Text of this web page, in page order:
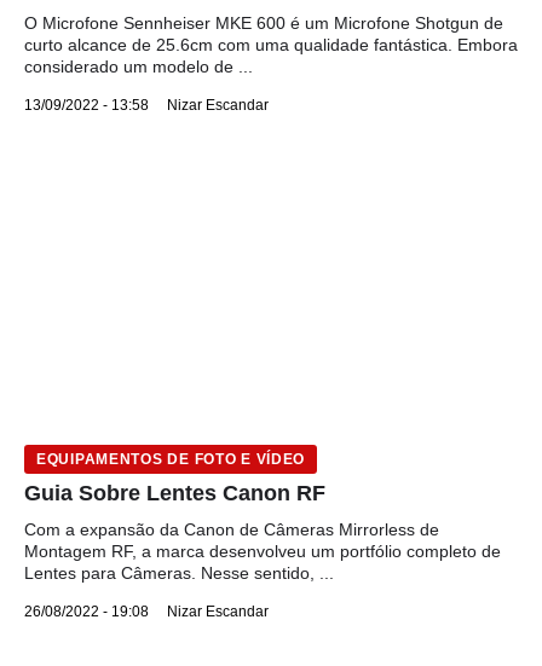
O Microfone Sennheiser MKE 600 é um Microfone Shotgun de
curto alcance de 25.6cm com uma qualidade fantástica. Embora
considerado um modelo de ...
13/09/2022 - 13:58 Nizar Escandar
EQUIPAMENTOS DE FOTO E VÍDEO
Guia Sobre Lentes Canon RF
Com a expansão da Canon de Câmeras Mirrorless de
Montagem RF, a marca desenvolveu um portfólio completo de
Lentes para Câmeras. Nesse sentido, ...
26/08/2022 - 19:08 Nizar Escandar